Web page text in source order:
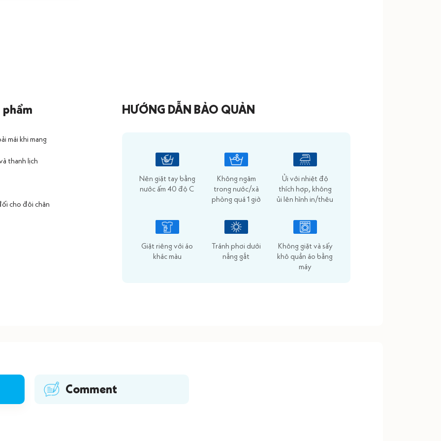
mái khi mang
thanh lịch
cho đôi chân
HƯỚNG DẪN BẢO QUẢN
Nên giặt tay bằng
nước ấm 40 độ C
Không ngâm
trong nước/xà
phòng quá 1 giờ
Ủi với nhiệt độ
thích hợp, không
ủi lên hình in/thêu
Giặt riêng với áo
khác màu
Tránh phơi dưới
nắng gắt
Không giặt và sấy
khô quần áo bằng
máy
Comment